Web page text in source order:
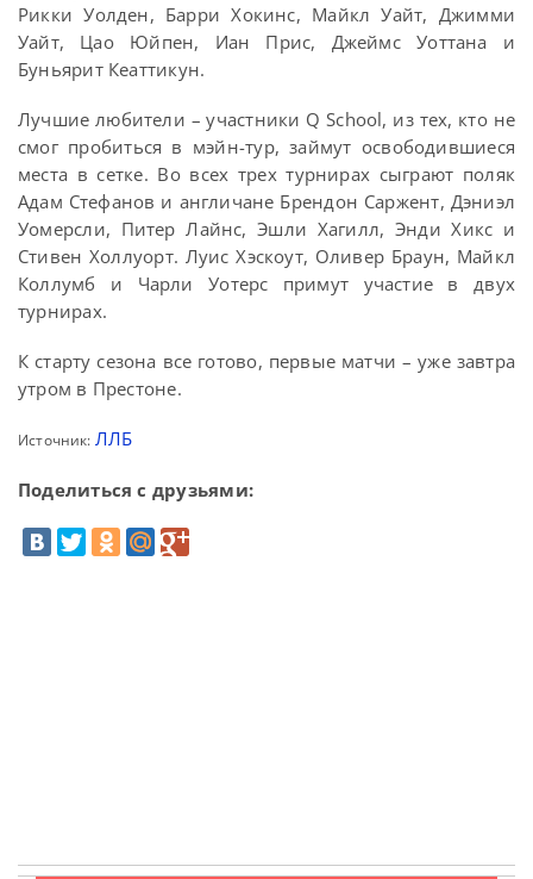
Рикки Уолден, Барри Хокинс, Майкл Уайт, Джимми
Уайт, Цао Юйпен, Иан Прис, Джеймс Уоттана и
Буньярит Кеаттикун.
Лучшие любители – участники Q School, из тех, кто не
смог пробиться в мэйн-тур, займут освободившиеся
места в сетке. Во всех трех турнирах сыграют поляк
Адам Стефанов и англичане Брендон Саржент, Дэниэл
Уомерсли, Питер Лайнс, Эшли Хагилл, Энди Хикс и
Стивен Холлуорт. Луис Хэскоут, Оливер Браун, Майкл
Коллумб и Чарли Уотерс примут участие в двух
турнирах.
К старту сезона все готово, первые матчи – уже завтра
утром в Престоне.
Источник: ЛЛБ
Поделиться с друзьями: